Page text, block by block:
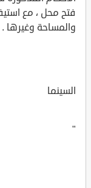
فتح محل ، مع
والمساحة وغيرها .
السينما
"